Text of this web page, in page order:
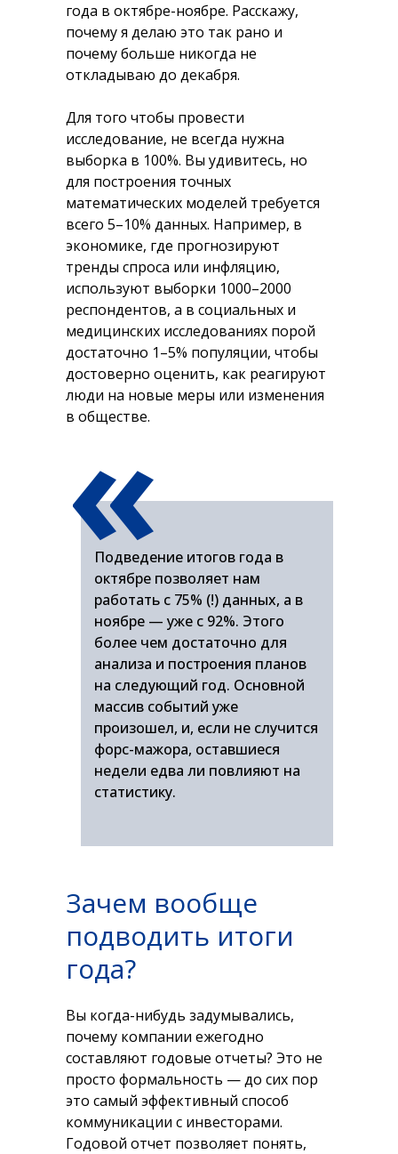
года в октябре-ноябре. Расскажу,
почему я делаю это так рано и
почему больше никогда не
откладываю до декабря.
Для того чтобы провести
исследование, не всегда нужна
выборка в 100%. Вы удивитесь, но
для построения точных
математических моделей требуется
всего 5–10% данных. Например, в
экономике, где прогнозируют
тренды спроса или инфляцию,
используют выборки 1000–2000
респондентов, а в социальных и
медицинских исследованиях порой
достаточно 1–5% популяции, чтобы
достоверно оценить, как реагируют
люди на новые меры или изменения
в обществе.
Подведение итогов года в
октябре позволяет нам
работать с 75% (!) данных, а в
ноябре — уже с 92%. Этого
более чем достаточно для
анализа и построения планов
на следующий год. Основной
массив событий уже
произошел, и, если не случится
форс-мажора, оставшиеся
недели едва ли повлияют на
статистику.
«
Зачем вообще
подводить итоги
года?
Вы когда-нибудь задумывались,
почему компании ежегодно
составляют годовые отчеты? Это не
просто формальность — до сих пор
это самый эффективный способ
коммуникации с инвесторами.
Годовой отчет позволяет понять,